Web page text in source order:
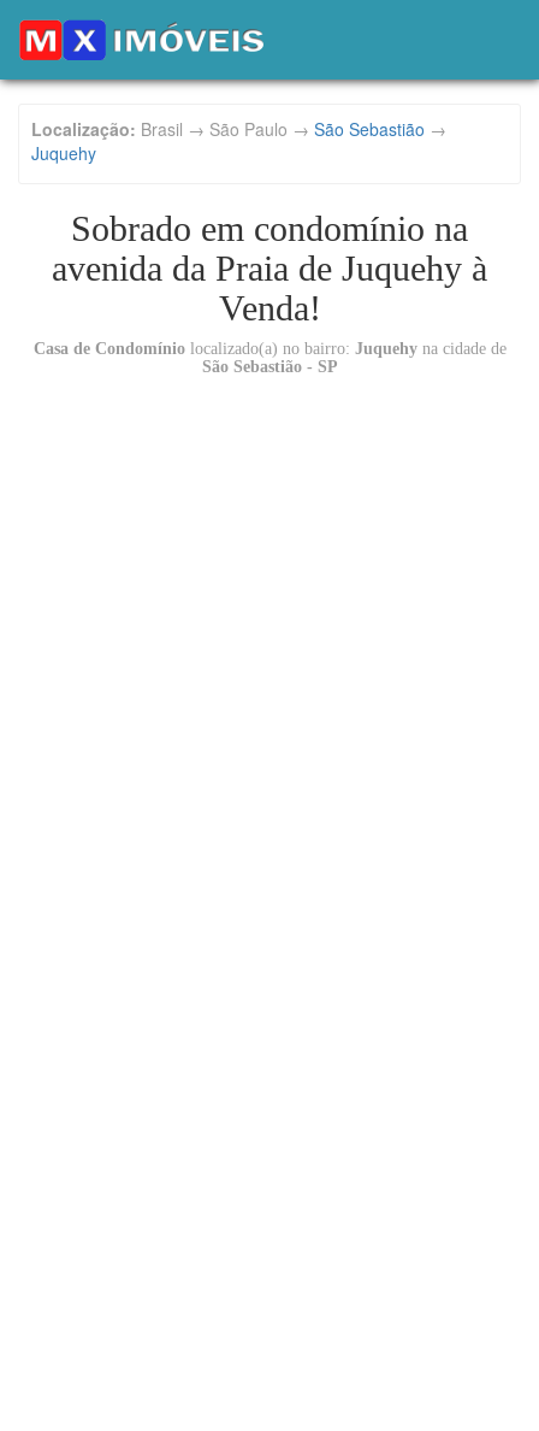
Localização: Brasil → São Paulo → São Sebastião →
Juquehy
Sobrado em condomínio na
avenida da Praia de Juquehy à
Venda!
Casa de Condomíniolocalizado(a) no bairro: Juquehyna cidade de
São Sebastião - SP